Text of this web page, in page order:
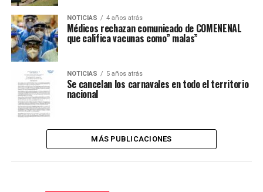
NOTICIAS 4 años atrás
Médicos rechazan comunicado de COMENENAL
que califica vacunas como” malas”
NOTICIAS 5 años atrás
Se cancelan los carnavales en todo el territorio
nacional
MÁS PUBLICACIONES